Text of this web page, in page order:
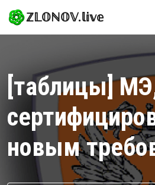
ℤ𝕃𝕆ℕ𝕆𝕍.𝕝𝕚𝕧𝕖
[таблицы]
новым